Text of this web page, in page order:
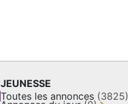
JEUNESSE
Toutes les annonces (3825)